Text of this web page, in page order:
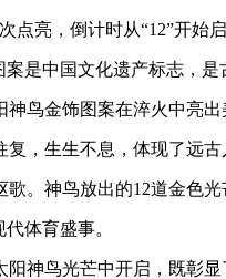
点亮，倒计时从“12”开始启
案是中国文化遗产标志，
神鸟金饰图案在淬火中亮
复，生生不息，体现了远
歌。神鸟放出的12道金色
体育盛事。
阳神鸟光芒中开启，既彰